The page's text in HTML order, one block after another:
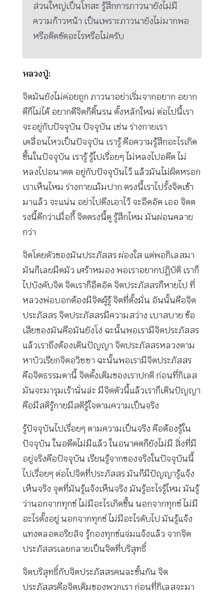
ส่วนใหญ่เป็นโทสะ​ รู้สึกการภาวนายังไม่มี
ความก้าวหน้า เป็นเพราะภาวนายังไม่มากพอ
หรือติดขัดอะไรหรือไม่ครับ
หลวงปู่:
จิตมันยังไม่ค่อยถูก ภาวนาอย่าเริ่มจากอยาก อยาก
ดีก็ไม่ได้ อยากดีจิตก็ดิ้นรน ตั้งหลักใหม่ ต่อไปนี้เรา
จะอยู่กับปัจจุบัน ปัจจุบัน เช่น ร่างกายเรา
เคลื่อนไหวเป็นปัจจุบัน เรารู้ คือความรู้สึกอะไรเกิด
ขึ้นในปัจจุบัน เรารู้ รู้ไปเรื่อยๆ ไม่หลงไปอดีต ไม่
หลงไปอนาคต อยู่กับปัจจุบันไว้ แล้วมันไม่ผิดหรอก
เราเห็นไหม ร่างกายเม้มปาก ตรงนี้เราไปรั้งจิตเข้า
มาแล้ว จะแน่น อย่าไปดึงเอาไว้ จะอึดอัด เออ จิตต
รงนี้ดีกว่าเมื่อกี้ จิตตรงนี้ดู รู้สึกไหม มันผ่อนคลาย
กว่า
จิตโดยตัวของมันประภัสสร ผ่องใส แต่พอกิเลสมา
มันก็เลยมืดมัว เศร้าหมอง พอเราอยากปฏิบัติ เราก็
ไปบังคับจิต จิตเราก็อึดอัด จิตประภัสสรก็หายไป ที่
หลวงพ่อบอกต้องมีจิตผู้รู้ จิตที่ตั้งมั่น อันนั้นคือจิต
ประภัสสร จิตประภัสสรมีความสว่าง เบาสบาย ข้อ
เสียของมันคือมันยังโง่ ฉะนั้นพอเรามีจิตประภัสสร
แล้วเราถึงต้องเดินปัญญา จิตประภัสสรหลวงตาม
หาบัวเรียกจิตอวิชชา ฉะนั้นพอเรามีจิตประภัสสร
คือจิตธรรมดานี้ จิตดั้งเดิมของเราปกติ ก่อนที่กิเลส
มันจะมารุมเร้านั่นล่ะ มีจิตตัวนี้แล้วเราก็เดินปัญญา
คือมีสติรู้กายมีสติรู้ใจตามความเป็นจริง
รู้ปัจจุบันไปเรื่อยๆ ตามความเป็นจริง คือต้องรู้ใน
ปัจจุบัน ในอดีตไม่มีแล้ว ในอนาคตก็ยังไม่มี สิ่งที่มี
อยู่จริงคือปัจจุบัน เรียนรู้จากของจริงในปัจจุบันนี้
ไปเรื่อยๆ ต่อไปจิตที่ประภัสสร มันก็มีปัญญารู้แจ้ง
เห็นจริง จุดที่มันรู้แจ้งเห็นจริง มันรู้อะไรรู้ไหม มันรู้
ว่านอกจากทุกข์ ไม่มีอะไรเกิดขึ้น นอกจากทุกข์ ไม่มี
อะไรตั้งอยู่ นอกจากทุกข์ ไม่มีอะไรดับไป มันรู้แจ้ง
แทงตลอดอริยสัจ รู้กองทุกข์แจ่มแจ้งแล้ว จากจิต
ประภัสสรเลยกลายเป็นจิตที่บริสุทธิ์
จิตบริสุทธิ์กับจิตประภัสสรคนละขั้นกัน จิต
ประภัสสรคือจิตเดิมของพวกเรา ก่อนที่กิเลสจะมา